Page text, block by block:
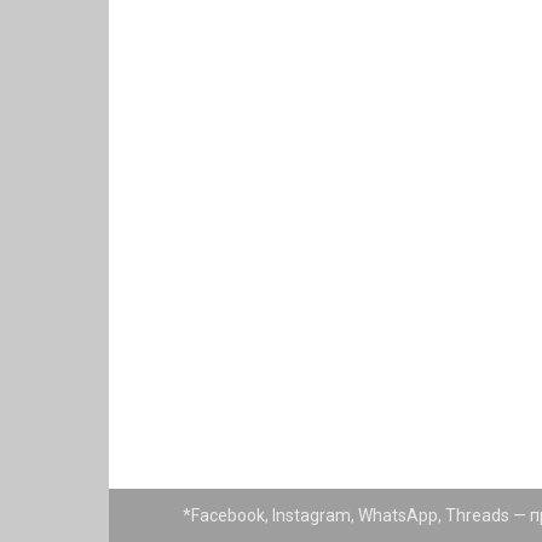
*Facebook, Instagram, WhatsApp, Threads —